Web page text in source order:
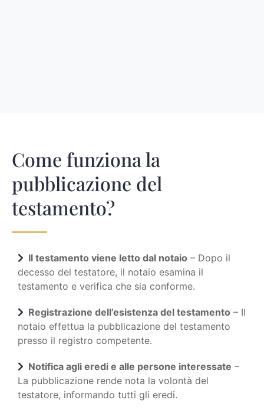
Come funziona la
pubblicazione del
testamento?
Il testamento viene letto dal notaio – Dopo il
decesso del testatore, il notaio esamina il
testamento e verifica che sia conforme.
Registrazione dell’esistenza del testamento – Il
notaio effettua la pubblicazione del testamento
presso il registro competente.
Notifica agli eredi e alle persone interessate –
La pubblicazione rende nota la volontà del
testatore, informando tutti gli eredi.